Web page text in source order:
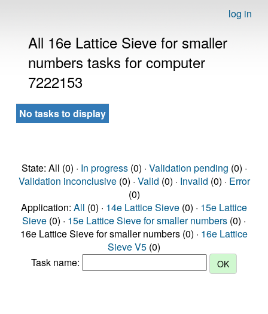
log in
All 16e Lattice Sieve for smaller
numbers tasks for computer
7222153
No tasks to display
State: All (0) · In progress(0) · Validation pending (0) ·
Validation inconclusive(0) · Valid (0) · Invalid (0) · Error
(0)
Application: All (0) · 14e Lattice Sieve (0) · 15e Lattice
Sieve (0) · 15e Lattice Sieve for smaller numbers (0) ·
16e Lattice Sieve for smaller numbers (0) · 16e Lattice
Sieve V5 (0)
Task name: